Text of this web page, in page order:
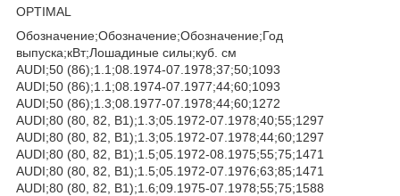
OPTIMAL
Обозначение;Обозначение;Обозначение;Год
выпуска;кВт;Лошадиные силы;куб. см
AUDI;50 (86);1.1;08.1974-07.1978;37;50;1093
AUDI;50 (86);1.1;08.1974-07.1977;44;60;1093
AUDI;50 (86);1.3;08.1977-07.1978;44;60;1272
AUDI;80 (80, 82, B1);1.3;05.1972-07.1978;40;55;1297
AUDI;80 (80, 82, B1);1.3;05.1972-07.1978;44;60;1297
AUDI;80 (80, 82, B1);1.5;05.1972-08.1975;55;75;1471
AUDI;80 (80, 82, B1);1.5;05.1972-07.1976;63;85;1471
AUDI;80 (80, 82, B1);1.6;09.1975-07.1978;55;75;1588